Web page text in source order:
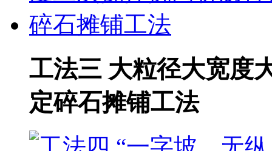
工法三 大粒径大宽度
定碎石摊铺工法